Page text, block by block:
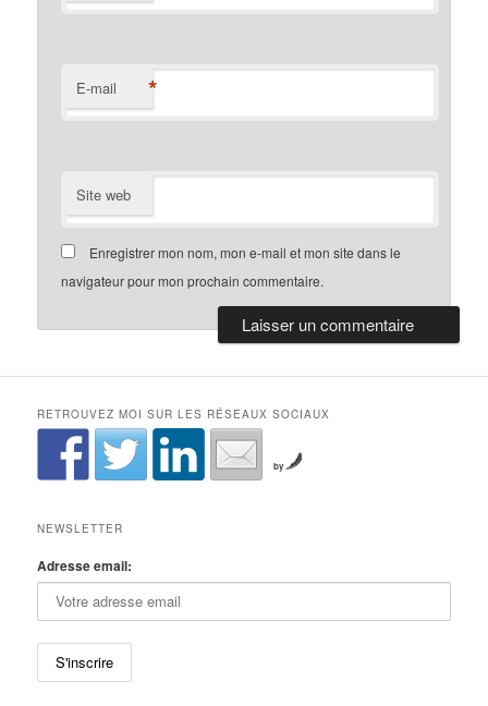
E-mail *
Site web
Enregistrer mon nom, mon e-mail et mon site dans le
navigateur pour mon prochain commentaire.
RETROUVEZ MOI SUR LES RÉSEAUX SOCIAUX
by
NEWSLETTER
Adresse email: